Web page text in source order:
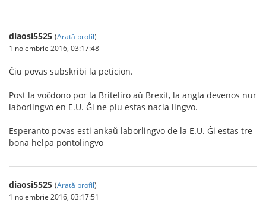
diaosi5525 (Arată profil)
1 noiembrie 2016, 03:17:48
Ĉiu povas subskribi la peticion.
Post la voĉdono por la Briteliro aŭ Brexit, la angla devenos nur
laborlingvo en E.U. Ĝi ne plu estas nacia lingvo.
Esperanto povas esti ankaŭ laborlingvo de la E.U. Ĝi estas tre
bona helpa pontolingvo
diaosi5525 (Arată profil)
1 noiembrie 2016, 03:17:51